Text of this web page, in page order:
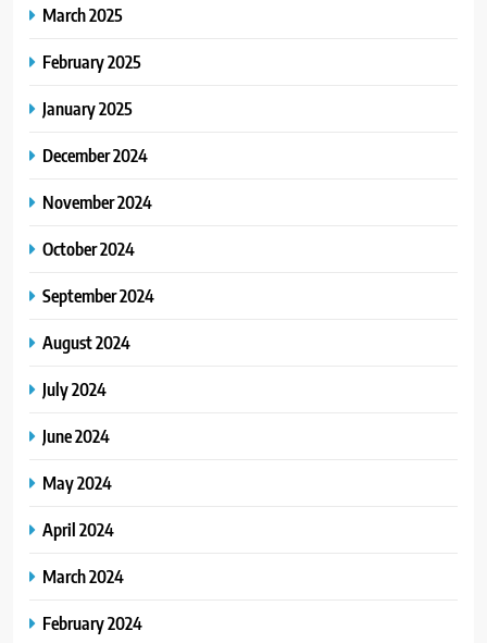
March 2025
February 2025
January 2025
December 2024
November 2024
October 2024
September 2024
August 2024
July 2024
June 2024
May 2024
April 2024
March 2024
February 2024